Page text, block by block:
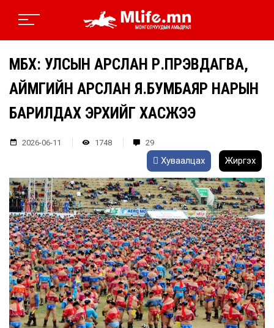
МҮБХ: УЛСЫН АРСЛАН Р.ПҮРЭВДАГВА,
АЙМГИЙН АРСЛАН Я.БУМБАЯР НАРЫН
БАРИЛДАХ ЭРХИЙГ ХАСЖЭЭ
2026-06-11 1748 29
Хуваалцах Жиргэх